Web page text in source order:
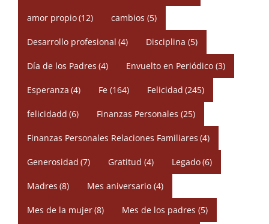
amor propio(12) cambios (5)
Desarrollo profesional (4) Disciplina (5)
Día de los Padres (4) Envuelto en Periódico (3)
Esperanza (4) Fe (164) Felicidad (245)
felicidadd (6) Finanzas Personales (25)
Finanzas Personales Relaciones Familiares (4)
Generosidad (7) Gratitud (4) Legado(6)
Madres (8) Mes aniversario (4)
Mes de la mujer(8) Mes de los padres (5)